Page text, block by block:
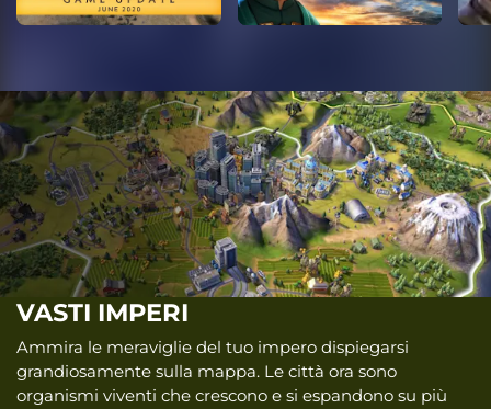
VASTI IMPERI
Ammira le meraviglie del tuo impero dispiegarsi
grandiosamente sulla mappa. Le città ora sono
organismi viventi che crescono e si espandono su più